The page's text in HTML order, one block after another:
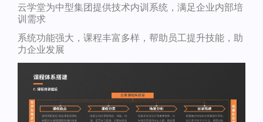
云学堂为中型集团提供技术内训系统，满足企业内部培
训需求
系统功能强大，课程丰富多样，帮助员工提升技能，助
力企业发展